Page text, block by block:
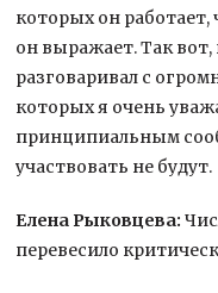
которых он
он выражает. Так вот,
разговаривал с
которых я очень
принципиальным
участвовать не будут.
Елена Рыковцева:
перевесило